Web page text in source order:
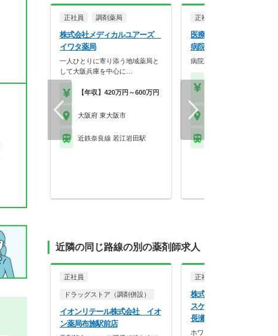
正社員 調剤薬局
株式会社メディカルユアーズ
イワタ薬局
一人ひとりに寄り添う地域薬局と
して大阪兵庫を中心に…
【年収】420万円～600万円
大阪府 東大阪市
近鉄奈良線 若江岩田駅
正社員
医療法人社団丸山会 八
病院
病院薬剤師の募集です！
近隣の同じ路線の別の薬剤師求人
正社員
ドラッグストア（調剤併設）
イオンリテール株式会社 イオ
ン薬局布施駅前店
正社員
株式会社ココカラファイ
スケア ココカラファイ
長瀬店
ホワイト500認定のクリーン